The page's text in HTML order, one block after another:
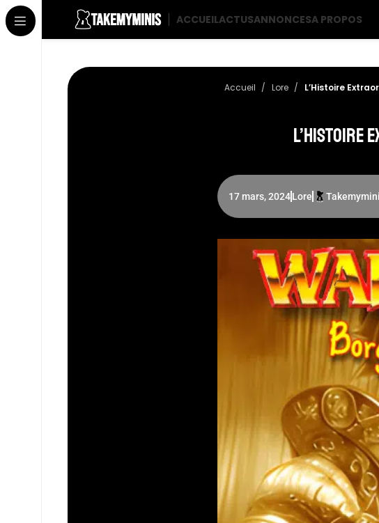
ACCUEILACTUSANNONCESA PROPOS
Accueil Lore L’Histoire
L’Histoire
17 mars, 2024Lore